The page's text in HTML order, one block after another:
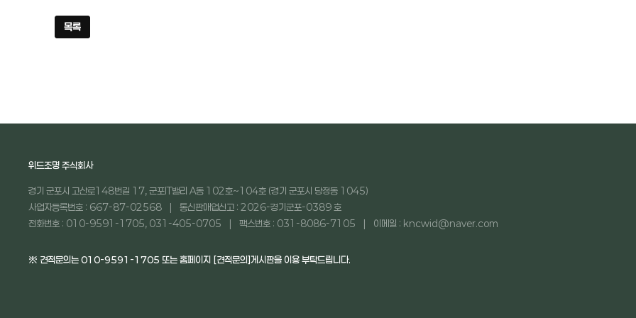
목록
위드조명 주식회사
경기 군포시 고산로148번길 17, 군포IT밸리 A동 102호~104호 (경기 군포시 당정동 1045)
사업자등록번호 : 667-87-02568
통신판매업신고 : 2026-경기군포-0389 호
전화번호 : 010-9591-1705, 031-405-0705
팩스번호 : 031-8086-7105 이메일 : kncwid@naver.com
※ 견적문의는 010-9591-1705 또는 홈페이지 [견적문의]게시판을 이용 부탁드립니다.